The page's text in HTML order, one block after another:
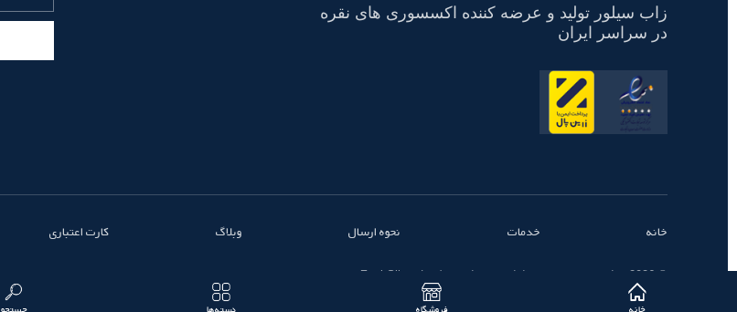
زاب سیلور تولید و عرضه کننده اکسسوری های نقره
در سراسر ایران
خانه خدمات نحوه ارسال وبلاگ کارت اعتباری
© 2026 تمامی حقوق محفوظ است - زاب سیلور | ZaabSilver